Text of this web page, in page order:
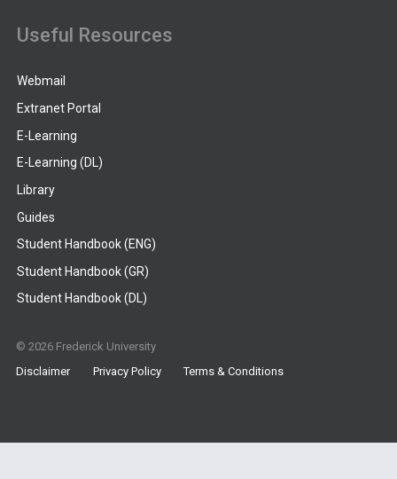
Useful Resources
Webmail
Extranet Portal
E-Learning
E-Learning (DL)
Library
Guides
Student Handbook (ENG)
Student Handbook (GR)
Student Handbook (DL)
© 2026 Frederick University
Disclaimer
Privacy Policy Terms & Conditions